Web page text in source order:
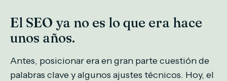
El SEO ya no es lo que era hace
unos años.
Antes, posicionar era en gran parte cuestión de
palabras clave y algunos ajustes técnicos. Hoy, el